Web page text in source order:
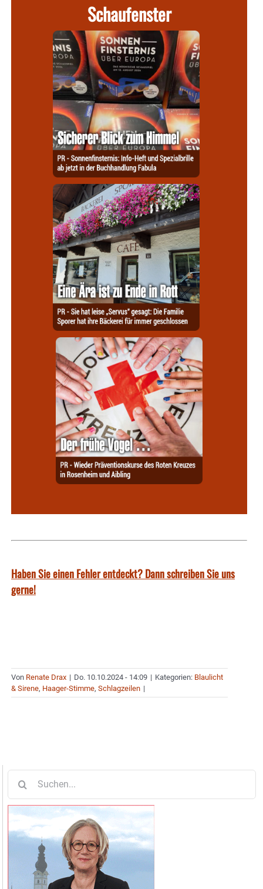
Schaufenster
Haben Sie einen Fehler entdeckt? Dann schreiben Sie uns
gerne!
Von Renate Drax | Do. 10.10.2024 - 14:09 | Kategorien: Blaulicht
& Sirene, Haager-Stimme, Schlagzeilen |
nach: